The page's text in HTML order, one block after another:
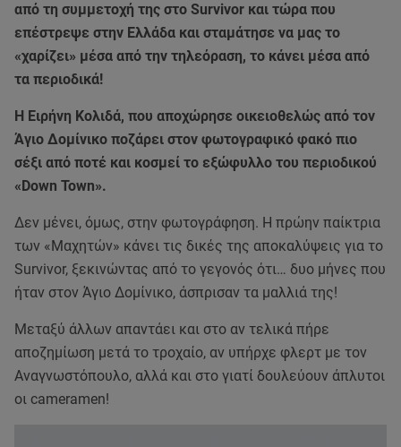
από τη συμμετοχή της στο Survivor και τώρα που
επέστρεψε στην Ελλάδα και σταμάτησε να μας το
«χαρίζει» μέσα από την τηλεόραση, το κάνει μέσα από
τα περιοδικά!
Η Ειρήνη Κολιδά, που αποχώρησε οικειοθελώς από τον
Άγιο Δομίνικο ποζάρει στον φωτογραφικό φακό πιο
σέξι από ποτέ και κοσμεί το εξώφυλλο του περιοδικού
«Down Town».
Δεν μένει, όμως, στην φωτογράφηση. Η πρώην παίκτρια
των «Μαχητών» κάνει τις δικές της αποκαλύψεις για το
Survivor, ξεκινώντας από το γεγονός ότι… δυο μήνες που
ήταν στον Άγιο Δομίνικο, άσπρισαν τα μαλλιά της!
Μεταξύ άλλων απαντάει και στο αν τελικά πήρε
αποζημίωση μετά το τροχαίο, αν υπήρχε φλερτ με τον
Αναγνωστόπουλο, αλλά και στο γιατί δουλεύουν άπλυτοι
οι cameramen!